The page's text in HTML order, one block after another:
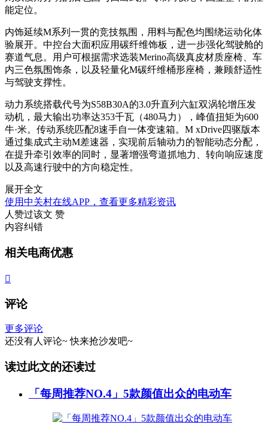
能定位。
内饰延续M系列一贯的竞技氛围，用料与配色均围绕运动化体
验展开。中控台大面积应用碳纤维饰板，进一步强化驾驶舱的
赛道气息。用户可根据需求选装Merino高级真皮材质座椅、车
内三色氛围饰条，以及轻量化M碳纤维桶形座椅，兼顾舒适性
与驾驶支撑性。
动力系统搭载代号为S58B30A的3.0升直列六缸双涡轮增压发
动机，最大输出功率达353千瓦（480马力），峰值扭矩为600
牛·米。传动系统匹配8速手自一体变速箱。M xDrive四驱版本
通过集成式主动M差速器，实现前后轴动力的智能动态分配，
在提升牵引效率的同时，显著增强弯道抓地力、转向响应速度
以及高速行驶中的方向稳定性。
展开全文
使用中关村在线APP，查看更多精彩资讯
人赞过该文 赞
内容纠错
相关电商优惠

评论
更多评论
还没有人评论~ 快来抢沙发吧~
读过此文的还读过
「每周推荐NO.4」5款颜值出众的电动车